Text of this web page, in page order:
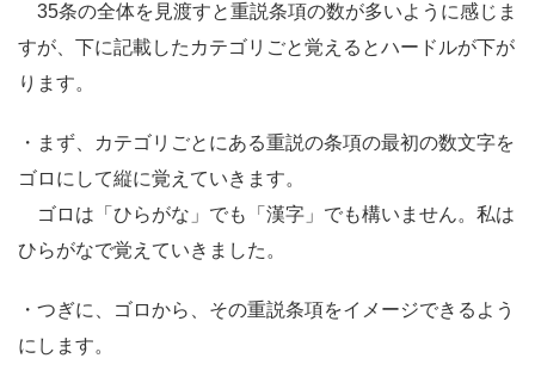
35条の全体を見渡すと重説条項の数が多いように感じま
すが、下に記載したカテゴリごと覚えるとハードルが下が
ります。
・まず、カテゴリごとにある重説の条項の最初の数文字を
ゴロにして縦に覚えていきます。
ゴロは「ひらがな」でも「漢字」でも構いません。私は
ひらがなで覚えていきました。
・つぎに、ゴロから、その重説条項をイメージできるよう
にします。